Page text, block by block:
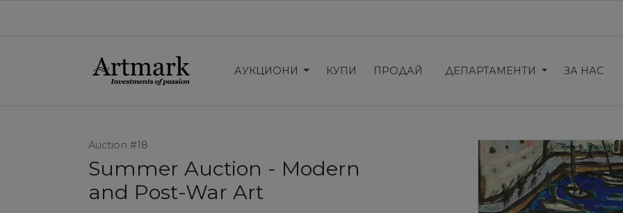
АУКЦИОНИ КУПИ ПРОДАЙ ДЕПАРТАМЕНТИ ЗА НАС
Auction #18
Summer Auction - Modern
and Post-War Art